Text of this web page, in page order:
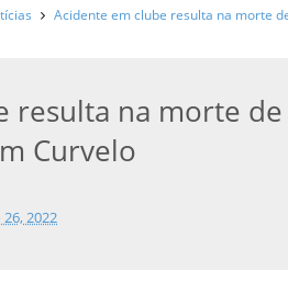
Acidente em clube resulta na morte
resulta na morte
Curvelo
2022